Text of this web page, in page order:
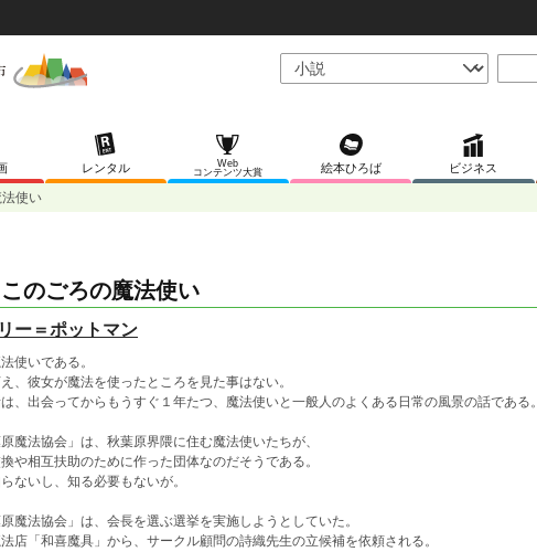
レンタル
Web
コンテンツ大賞
絵本ひろば ビジネス
使い
のごろの魔法使い
ー＝ポットマン
使いである。
、彼女が魔法を使ったところを見た事はない。
、出会ってからもうすぐ１年たつ、魔法使いと一般人のよくある日常の風景の話である。
原魔法協会」は、秋葉原界隈に住む魔法使いたちが、
や相互扶助のために作った団体なのだそうである。
ないし、知る必要もないが。
原魔法協会」は、会長を選ぶ選挙を実施しようとしていた。
店「和喜魔具」から、サークル顧問の詩織先生の立候補を依頼される。